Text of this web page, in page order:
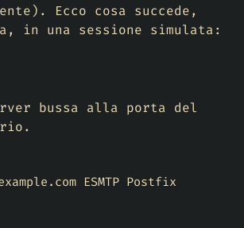
Ecco cosa succede,
in una sessione simulata:
bussa alla porta del
ESMTP Postfix